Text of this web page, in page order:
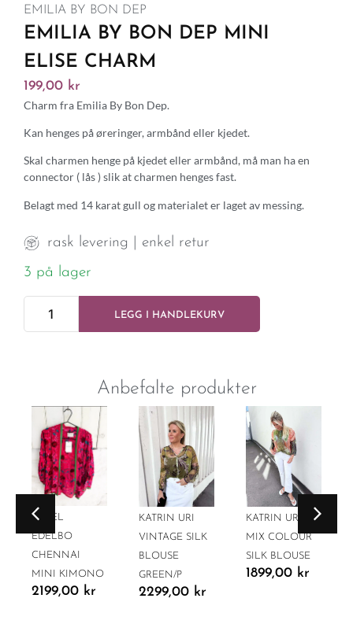
EMILIA BY BON DEP
EMILIA BY BON DEP MINI
ELISE CHARM
199,00 kr
Charm fra Emilia By Bon Dep.
Kan henges på øreringer, armbånd eller kjedet.
Skal charmen henge på kjedet eller armbånd, må man ha en
connector ( lås ) slik at charmen henges fast.
Belagt med 14 karat gull og materialet er laget av messing.
rask levering | enkel retur
3 på lager
LEGG I HANDLEKURV
Anbefalte produkter
SISSEL
EDELBO
CHENNAI
MINI KIMONO
2199,00 kr
KATRIN URI
VINTAGE SILK
BLOUSE
GREEN/P
2299,00 kr
KATRIN URI
MIX COLOUR
SILK BLOUSE
1899,00 kr